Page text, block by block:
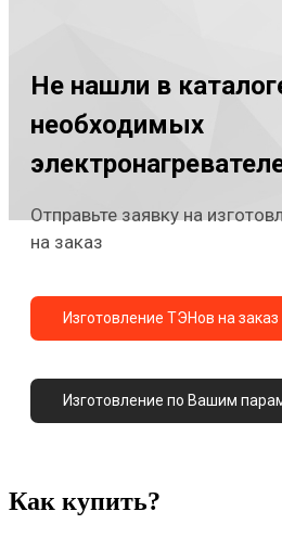
Не нашли в
необходимых
Отправьте заявку на
на заказ
Изготовление ТЭНов на заказ
Изготовление по Вашим
Как купить?